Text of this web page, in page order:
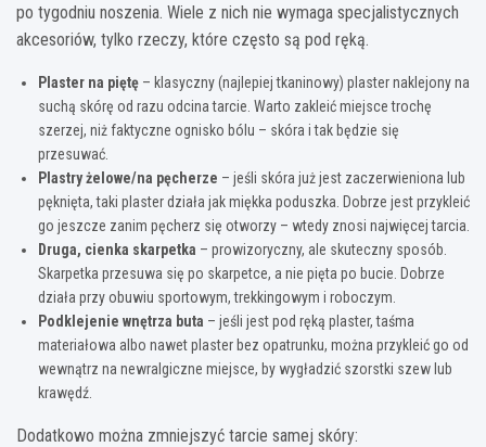
po tygodniu noszenia. Wiele z nich nie wymaga specjalistycznych
akcesoriów, tylko rzeczy, które często są pod ręką.
Plaster na piętę – klasyczny (najlepiej tkaninowy) plaster naklejony na
suchą skórę od razu odcina tarcie. Warto zakleić miejsce trochę
szerzej, niż faktyczne ognisko bólu – skóra i tak będzie się
przesuwać.
Plastry żelowe/na pęcherze – jeśli skóra już jest zaczerwieniona lub
pęknięta, taki plaster działa jak miękka poduszka. Dobrze jest przykleić
go jeszcze zanim pęcherz się otworzy – wtedy znosi najwięcej tarcia.
Druga, cienka skarpetka – prowizoryczny, ale skuteczny sposób.
Skarpetka przesuwa się po skarpetce, a nie pięta po bucie. Dobrze
działa przy obuwiu sportowym, trekkingowym i roboczym.
Podklejenie wnętrza buta – jeśli jest pod ręką plaster, taśma
materiałowa albo nawet plaster bez opatrunku, można przykleić go od
wewnątrz na newralgiczne miejsce, by wygładzić szorstki szew lub
krawędź.
Dodatkowo można zmniejszyć tarcie samej skóry: